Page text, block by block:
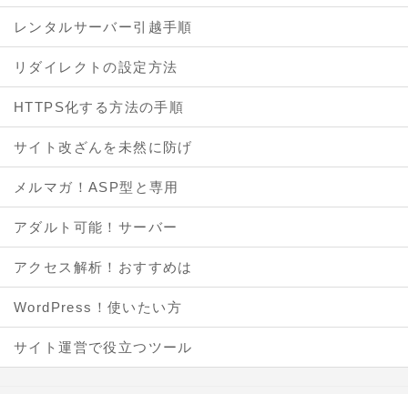
レンタルサーバー引越手順
リダイレクトの設定方法
HTTPS化する方法の手順
サイト改ざんを未然に防げ
メルマガ！ASP型と専用
アダルト可能！サーバー
アクセス解析！おすすめは
WordPress！使いたい方
サイト運営で役立つツール